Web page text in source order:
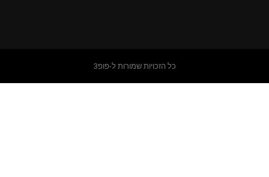
כל הזכויות שמורות ל-פופ3